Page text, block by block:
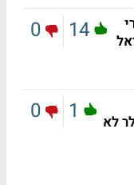
14
0
לא
1
0